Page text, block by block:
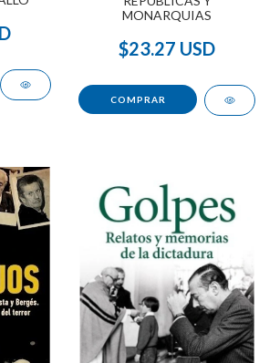
MONARQUIAS
$23.27 USD